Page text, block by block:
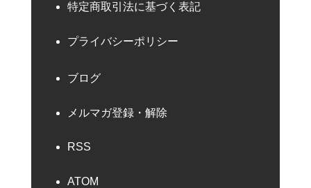
特定商取引法に基づく表記
プライバシーポリシー
ブログ
メルマガ登録・解除
RSS
ATOM